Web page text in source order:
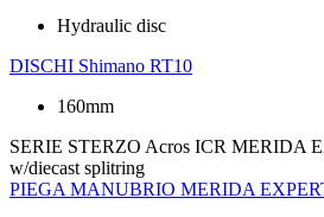
Hydraulic disc
DISCHI Shimano RT10
160mm
SERIE STERZO Acros ICR MERIDA
w/diecast splitring
PIEGA MANUBRIO MERIDA